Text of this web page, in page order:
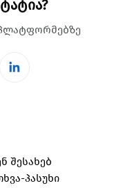
შესახებ
პასუხი